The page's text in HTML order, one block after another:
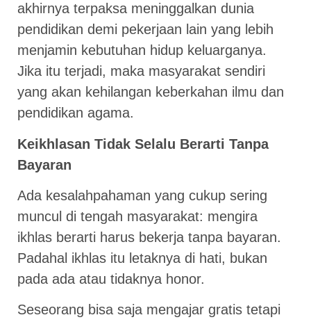
akhirnya terpaksa meninggalkan dunia
pendidikan demi pekerjaan lain yang lebih
menjamin kebutuhan hidup keluarganya.
Jika itu terjadi, maka masyarakat sendiri
yang akan kehilangan keberkahan ilmu dan
pendidikan agama.
Keikhlasan Tidak Selalu Berarti Tanpa
Bayaran
Ada kesalahpahaman yang cukup sering
muncul di tengah masyarakat: mengira
ikhlas berarti harus bekerja tanpa bayaran.
Padahal ikhlas itu letaknya di hati, bukan
pada ada atau tidaknya honor.
Seseorang bisa saja mengajar gratis tetapi